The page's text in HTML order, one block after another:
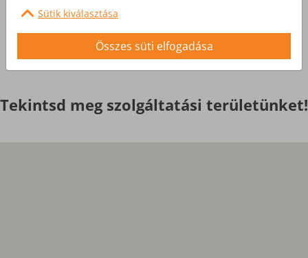
Tekintsd meg szolgáltatási területünket!
Sütik kiválasztása
Összes süti elfogadása